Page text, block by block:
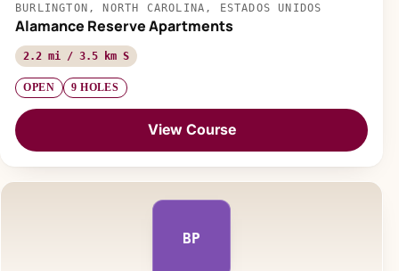
BURLINGTON, NORTH CAROLINA, ESTADOS UNIDOS
Alamance Reserve Apartments
2.2 mi / 3.5 km S
OPEN 9 HOLES
View Course
BP